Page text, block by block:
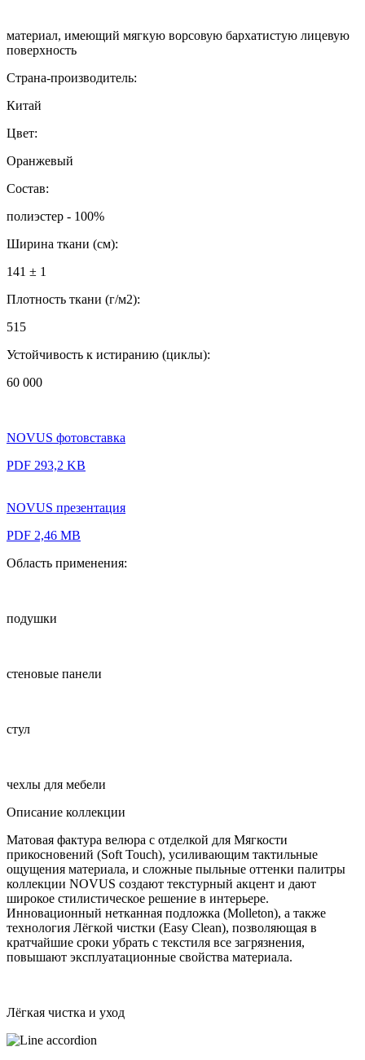
материал, имеющий мягкую ворсовую бархатистую лицевую
поверхность
Страна-производитель:
Китай
Цвет:
Оранжевый
Состав:
полиэстер - 100%
Ширина ткани (см):
141 ± 1
Плотность ткани (г/м2):
515
Устойчивость к истиранию (циклы):
60 000
NOVUS фотовставка
PDF 293,2 KB
NOVUS презентация
PDF 2,46 MB
Область применения:
подушки
стеновые панели
стул
чехлы для мебели
Описание коллекции
Матовая фактура велюра с отделкой для Мягкости
прикосновений (Soft Touch), усиливающим тактильные
ощущения материала, и сложные пыльные оттенки палитры
коллекции NOVUS создают текстурный акцент и дают
широкое стилистическое решение в интерьере.
Инновационный нетканная подложка (Molleton), а также
технология Лёгкой чистки (Easy Clean), позволяющая в
кратчайшие сроки убрать с текстиля все загрязнения,
повышают эксплуатационные свойства материала.
Лёгкая чистка и уход